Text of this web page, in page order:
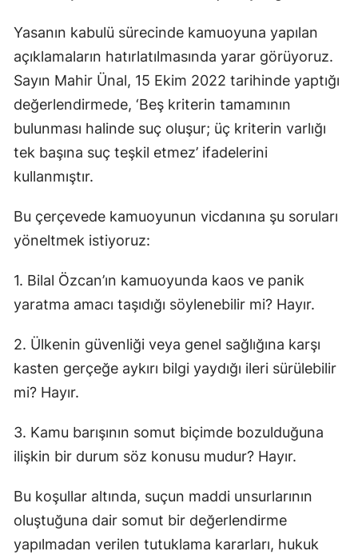
Yasanın kabulü sürecinde kamuoyuna yapılan
açıklamaların hatırlatılmasında yarar görüyoruz.
Sayın Mahir Ünal, 15 Ekim 2022 tarihinde yaptığı
değerlendirmede, ‘Beş kriterin tamamının
bulunması halinde suç oluşur; üç kriterin varlığı
tek başına suç teşkil etmez’ ifadelerini
kullanmıştır.
Bu çerçevede kamuoyunun vicdanına şu soruları
yöneltmek istiyoruz:
1. Bilal Özcan’ın kamuoyunda kaos ve panik
yaratma amacı taşıdığı söylenebilir mi? Hayır.
2. Ülkenin güvenliği veya genel sağlığına karşı
kasten gerçeğe aykırı bilgi yaydığı ileri sürülebilir
mi? Hayır.
3. Kamu barışının somut biçimde bozulduğuna
ilişkin bir durum söz konusu mudur? Hayır.
Bu koşullar altında, suçun maddi unsurlarının
oluştuğuna dair somut bir değerlendirme
yapılmadan verilen tutuklama kararları, hukuk